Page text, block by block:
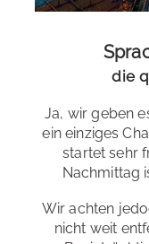
die
Ja, wir geben
ein einziges
startet sehr
Nachmittag
Wir achten
nicht weit
Kochkurse,